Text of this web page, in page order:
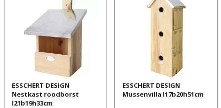
ESSCHERT DESIGN
Nestkast roodborst
l21b19h33cm
ESSCHERT DESIGN
Mussenvilla l17b20h51cm